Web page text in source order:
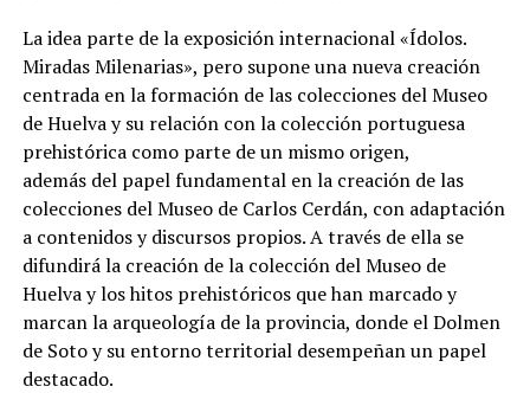
La idea parte de la exposición internacional «Ídolos.
Miradas Milenarias», pero supone una nueva creación
centrada en la formación de las colecciones del Museo
de Huelva y su relación con la colección portuguesa
prehistórica como parte de un mismo origen,
además del papel fundamental en la creación de las
colecciones del Museo de Carlos Cerdán, con adaptación
a contenidos y discursos propios. A través de ella se
difundirá la creación de la colección del Museo de
Huelva y los hitos prehistóricos que han marcado y
marcan la arqueología de la provincia, donde el Dolmen
de Soto y su entorno territorial desempeñan un papel
destacado.